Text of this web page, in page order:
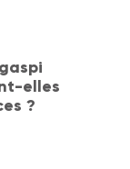
elles
?